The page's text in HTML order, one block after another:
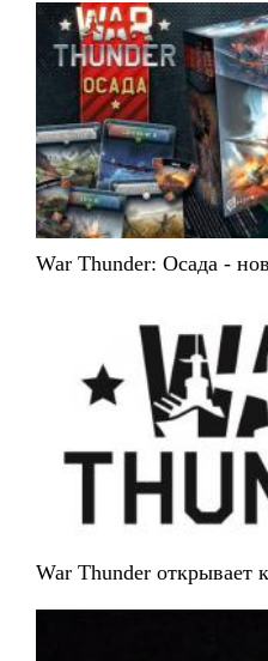
War Thunder: Осада -
War Thunder открывает